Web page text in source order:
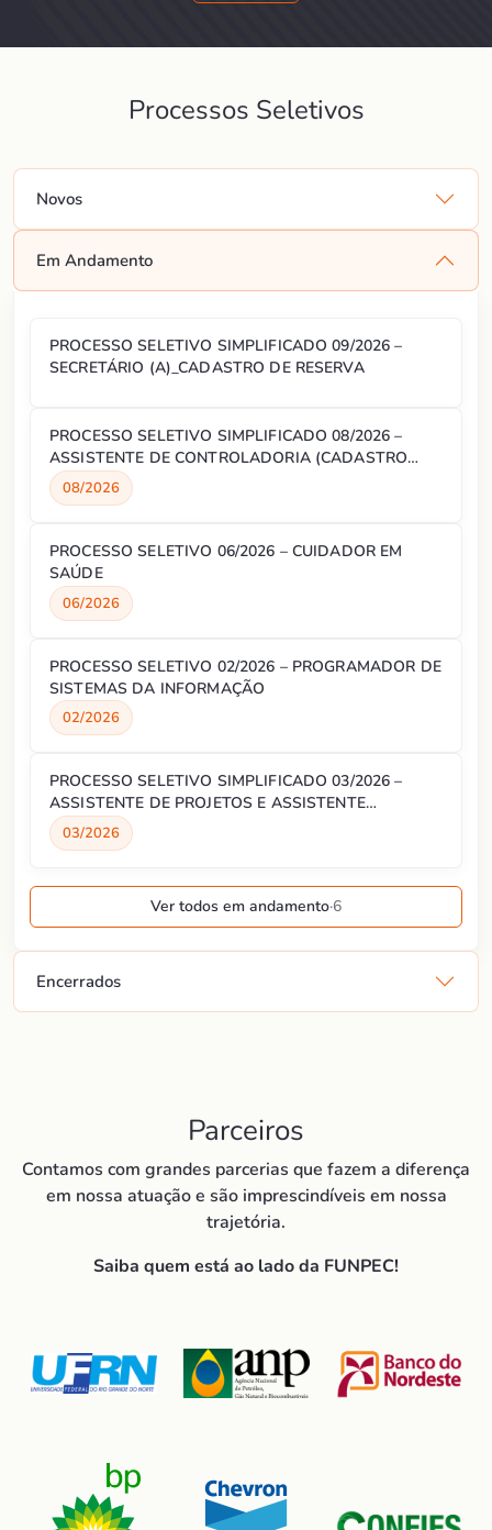
Processos Seletivos
Novos
Em Andamento
PROCESSO SELETIVO SIMPLIFICADO 09/2026 –
SECRETÁRIO (A)_CADASTRO DE RESERVA
PROCESSO SELETIVO SIMPLIFICADO 08/2026 –
ASSISTENTE DE CONTROLADORIA (CADASTRO
RESERVA)
08/2026
PROCESSO SELETIVO 06/2026 – CUIDADOR EM
SAÚDE
06/2026
PROCESSO SELETIVO 02/2026 – PROGRAMADOR DE
SISTEMAS DA INFORMAÇÃO
02/2026
PROCESSO SELETIVO SIMPLIFICADO 03/2026 –
ASSISTENTE DE PROJETOS E ASSISTENTE
ADMINISTRATIVO
03/2026
Ver todos em andamento·6
Encerrados
Parceiros
Contamos com grandes parcerias que fazem a diferença
em nossa atuação e são imprescindíveis em nossa
trajetória.
Saiba quem está ao lado da FUNPEC!